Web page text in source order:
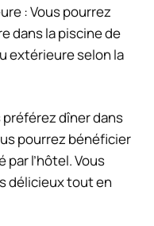
: Vous pourrez
dans la piscine de
extérieure selon la
préférez dîner dans
pourrez bénéficier
l’hôtel. Vous
délicieux tout en